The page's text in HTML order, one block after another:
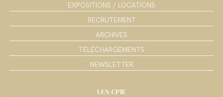
EXPOSITIONS / LOCATIONS
RECRUTEMENT
ARCHIVES
TÉLÉCHARGEMENTS
NEWSLETTER
LES CPIE